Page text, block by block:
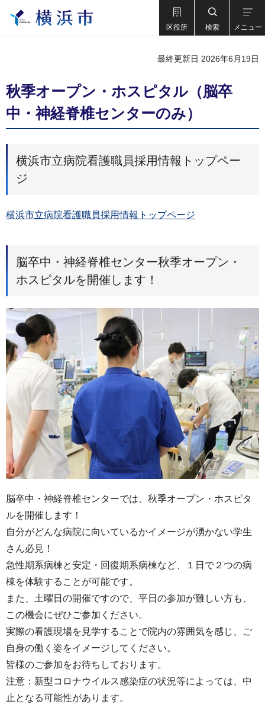
区役所 検索 メニュー
最終更新日 2026年6月19日
秋季オープン・ホスピタル（脳卒
中・神経脊椎センターのみ）
横浜市立病院看護職員採用情報トップペー
ジ
横浜市立病院看護職員採用情報トップページ
脳卒中・神経脊椎センター秋季オープン・
ホスピタルを開催します！
脳卒中・神経脊椎センターでは、秋季オープン・ホスピタ
ルを開催します！
自分がどんな病院に向いているかイメージが湧かない学生
さん必見！
急性期系病棟と安定・回復期系病棟など、１日で２つの病
棟を体験することが可能です。
また、土曜日の開催ですので、平日の参加が難しい方も、
この機会にぜひご参加ください。
実際の看護現場を見学することで院内の雰囲気を感じ、ご
自身の働く姿をイメージしてください。
皆様のご参加をお待ちしております。
注意：新型コロナウイルス感染症の状況等によっては、中
止となる可能性があります。